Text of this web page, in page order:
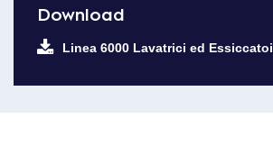
Download
Linea 6000 Lavatrici ed Essiccatoi